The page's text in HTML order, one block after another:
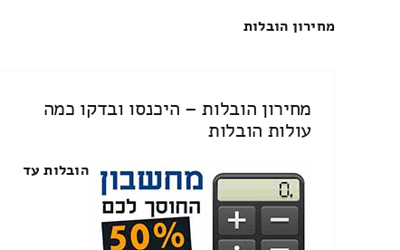
מחירון הובלות
מחירון הובלות – היכנסו ובדקו כמה
עולות הובלות
הובלות עד